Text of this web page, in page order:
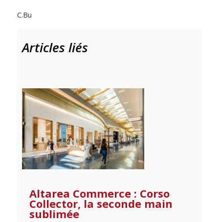
C.Bu
Articles liés
Altarea Commerce : Corso
Collector, la seconde main
sublimée